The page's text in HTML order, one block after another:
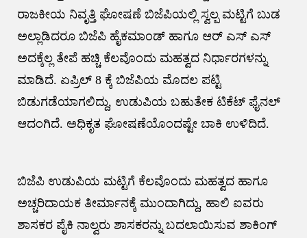
ರಾಜಕೀಯ ನಿವೃತ್ತಿ ಘೋಷಣೆ ಬಿಜೆಪಿಯಲ್ಲಿ ಸ್ವಲ್ಪ ಮಟ್ಟಿಗೆ ಬುಡ
ಅಲ್ಲಾಡಿದರೂ ಬಿಜೆಪಿ ಹೈಕಮಾಂಡ್ ಹಾಗೂ ಆರ್ ಎಸ್ ಎಸ್
ಅದಕ್ಕೆಲ್ಲ ತೇಪೆ ಹಚ್ಚಿ ಕೆಲವೊಂದು ಮಹತ್ವದ ನಿರ್ಧಾರಗಳನ್ನು
ಮಾಡಿದೆ. ಏಪ್ರಿಲ್ 8 ಕ್ಕೆ ಬಿಜೆಪಿಯ ಮೊದಲ ಪಟ್ಟಿ
ಬಿಡುಗಡೆಯಾಗಲಿದ್ದು, ಉಡುಪಿಯ ಬಹುತೇಕ ಟಿಕೆಟ್ ಫೈನಲ್
ಆದಂಗಿದೆ. ಅಧಿಕೃತ ಘೋಷಣೆಯೊಂದಷ್ಟೇ ಬಾಕಿ ಉಳಿದಿದೆ.
ಬಿಜೆಪಿ ಉಡುಪಿಯ ಮಟ್ಟಿಗೆ ಕೆಲವೊಂದು ಮಹತ್ವದ ಹಾಗೂ
ಅಚ್ಚರಿದಾಯಕ ತೀರ್ಮಾನಕ್ಕೆ ಮುಂದಾಗಿದ್ದು, ಹಾಲಿ ಐವರು
ಶಾಸಕರ ಪೈಕಿ ನಾಲ್ವರು ಶಾಸಕರನ್ನು ಬದಲಾಯಿಸುವ ಶಾಕಿಂಗ್